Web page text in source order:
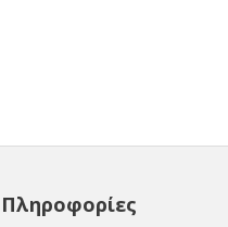
Πληροφορίες